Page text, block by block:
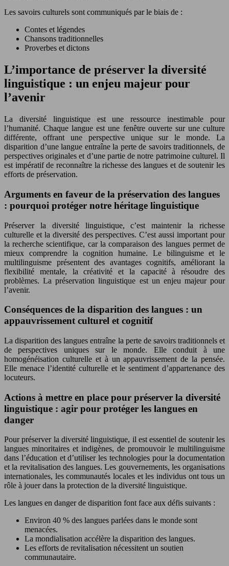
Les savoirs culturels sont communiqués par le biais de :
Contes et légendes
Chansons traditionnelles
Proverbes et dictons
L’importance de préserver la diversité
linguistique : un enjeu majeur pour
l’avenir
La diversité linguistique est une ressource inestimable pour
l’humanité. Chaque langue est une fenêtre ouverte sur une culture
différente, offrant une perspective unique sur le monde. La
disparition d’une langue entraîne la perte de savoirs traditionnels, de
perspectives originales et d’une partie de notre patrimoine culturel. Il
est impératif de reconnaître la richesse des langues et de soutenir les
efforts de préservation.
Arguments en faveur de la préservation des langues
: pourquoi protéger notre héritage linguistique
Préserver la diversité linguistique, c’est maintenir la richesse
culturelle et la diversité des perspectives. C’est aussi important pour
la recherche scientifique, car la comparaison des langues permet de
mieux comprendre la cognition humaine. Le bilinguisme et le
multilinguisme présentent des avantages cognitifs, améliorant la
flexibilité mentale, la créativité et la capacité à résoudre des
problèmes. La préservation linguistique est un enjeu majeur pour
l’avenir.
Conséquences de la disparition des langues : un
appauvrissement culturel et cognitif
La disparition des langues entraîne la perte de savoirs traditionnels et
de perspectives uniques sur le monde. Elle conduit à une
homogénéisation culturelle et à un appauvrissement de la pensée.
Elle menace l’identité culturelle et le sentiment d’appartenance des
locuteurs.
Actions à mettre en place pour préserver la diversité
linguistique : agir pour protéger les langues en
danger
Pour préserver la diversité linguistique, il est essentiel de soutenir les
langues minoritaires et indigènes, de promouvoir le multilinguisme
dans l’éducation et d’utiliser les technologies pour la documentation
et la revitalisation des langues. Les gouvernements, les organisations
internationales, les communautés locales et les individus ont tous un
rôle à jouer dans la protection de la diversité linguistique.
Les langues en danger de disparition font face aux défis suivants :
Environ 40 % des langues parlées dans le monde sont
menacées.
La mondialisation accélère la disparition des langues.
Les efforts de revitalisation nécessitent un soutien
communautaire.